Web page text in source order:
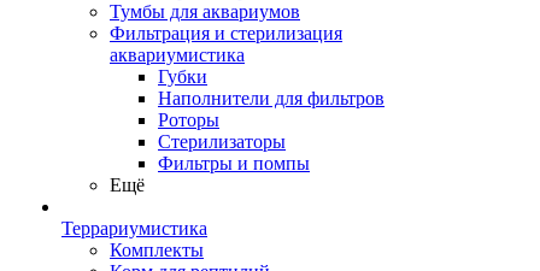
Тумбы для аквариумов
Фильтрация и стерилизация
аквариумистика
Губки
Наполнители для фильтров
Роторы
Стерилизаторы
Фильтры и помпы
Ещё
Террариумистика
Комплекты